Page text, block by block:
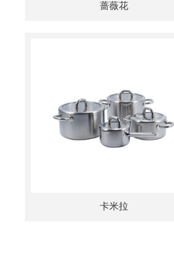
蔷薇花
卡米拉